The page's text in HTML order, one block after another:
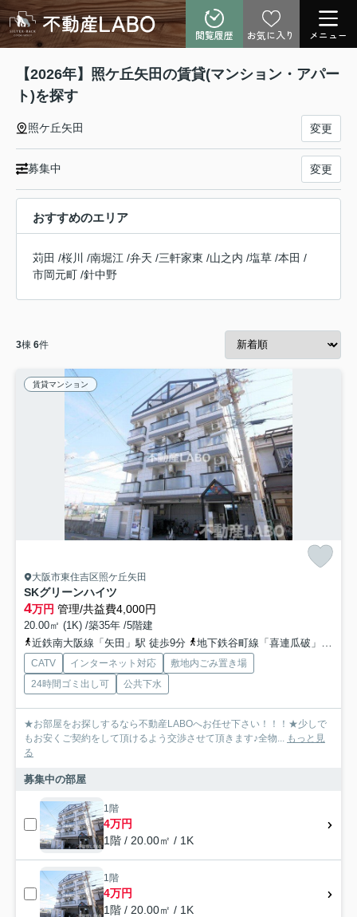
閲覧履歴 お気に入り メニュー
【2026年】照ケ丘矢田の賃貸(マンション・アパー
ト)を探す
照ケ丘矢田 変更
募集中 変更
おすすめのエリア
苅田 /桜川 /南堀江 /弁天 /三軒家東 /山之内 /塩草 /本田 /
市岡元町 /針中野
3棟 6件
賃貸マンション
大阪市東住吉区照ケ丘矢田
SKグリーンハイツ
4万円 管理/共益費4,000円
20.00㎡ (1K) /築35年 /5階建
近鉄南大阪線「矢田」駅 徒歩9分
地下鉄谷町線「喜連瓜破」駅 徒歩20分
CATV インターネット対応
敷地内ごみ置き場
24時間ゴミ出し可
公共下水
★お部屋をお探しするなら不動産LABOへお任せ下さい！！！★少しで
もお安くご契約をして頂けるよう交渉させて頂きます♪全物...
もっと見
る
募集中の部屋
1階
4万円
1階 / 20.00㎡ / 1K
1階
4万円
1階 / 20.00㎡ / 1K